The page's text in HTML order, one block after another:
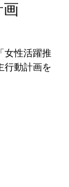
女性活躍推
行動計画を